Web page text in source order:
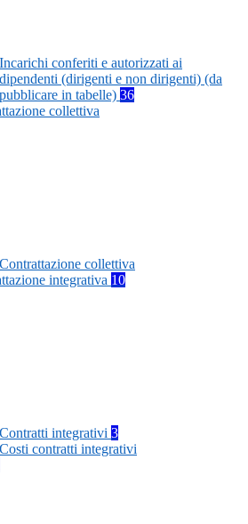
Incarichi conferiti e autorizzati ai
dipendenti (dirigenti e non dirigenti) (da
pubblicare in tabelle) 36
collettiva
Contrattazione collettiva
integrativa 10
Contratti integrativi 3
Costi contratti integrativi